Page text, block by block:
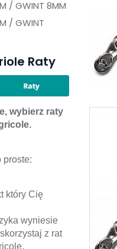
/ GWINT 8MM
/ GWINT
Raty
wybierz raty
proste:
który Cię
wyniesie
z rat